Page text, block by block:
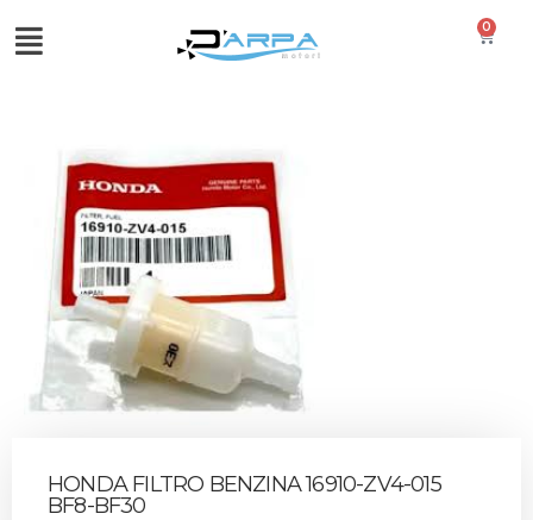
0
HONDA FILTRO BENZINA 16910-ZV4-015
BF8-BF30